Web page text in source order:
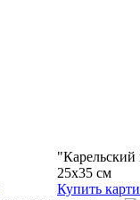
25x35 см
Купить